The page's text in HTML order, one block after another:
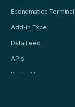
Economatica Terminal
Add-in Excel
Data Feed
APIs
Kento AI